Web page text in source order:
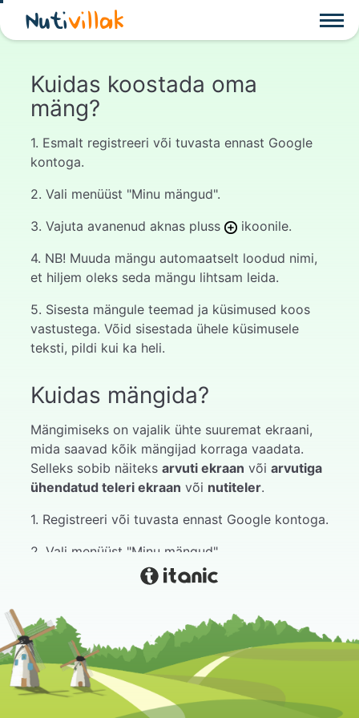
Nutivillak
Kuidas koostada oma
mäng?
1. Esmalt registreeri või tuvasta ennast Google
kontoga.
2. Vali menüüst "Minu mängud".
3. Vajuta avanenud aknas pluss
ikoonile.
4. NB! Muuda mängu automaatselt loodud nimi,
et hiljem oleks seda mängu lihtsam leida.
5. Sisesta mängule teemad ja küsimused koos
vastustega. Võid sisestada ühele küsimusele
teksti, pildi kui ka heli.
Kuidas mängida?
Mängimiseks on vajalik ühte suuremat ekraani,
mida saavad kõik mängijad korraga vaadata.
Selleks sobib näiteks arvuti ekraan või arvutiga
ühendatud teleri ekraan või nutiteler.
1. Registreeri või tuvasta ennast Google kontoga.
2. Vali menüüst "Minu mängud".
3. Vali meelepärane mäng.
4. Vajuta alusta.
5. Oota kuni mängijad liituvad mänguga.
Mänguga liitumise juhendi leiad mängust kui
hiirega hoverdada paremal ülaservas paikneval
mängu koodil. Seal on kirjas järgmine info: